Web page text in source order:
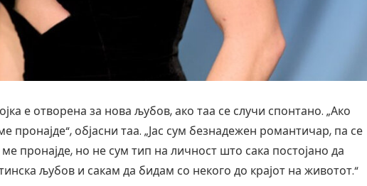
е отворена за нова љубов, ако таа се случи спонтано. „Ако
пронајде“, објасни таа. „Јас сум безнадежен романтичар, па се
пронајде, но не сум тип на личност што сака постојано да
љубов и сакам да бидам со некого до крајот на животот.“